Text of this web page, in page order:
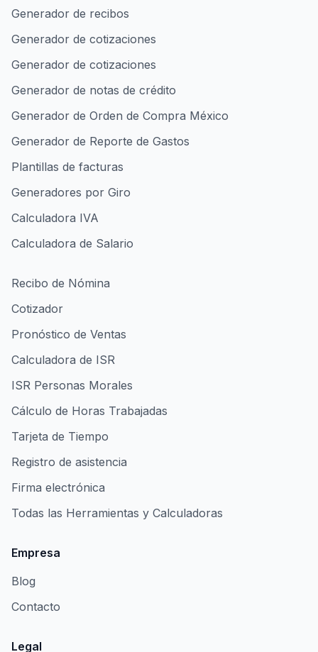
Generador de recibos
Generador de cotizaciones
Generador de cotizaciones
Generador de notas de crédito
Generador de Orden de Compra México
Generador de Reporte de Gastos
Plantillas de facturas
Generadores por Giro
Calculadora IVA
Calculadora de Salario
Recibo de Nómina
Cotizador
Pronóstico de Ventas
Calculadora de ISR
ISR Personas Morales
Cálculo de Horas Trabajadas
Tarjeta de Tiempo
Registro de asistencia
Firma electrónica
Todas las Herramientas y Calculadoras
Empresa
Blog
Contacto
Legal